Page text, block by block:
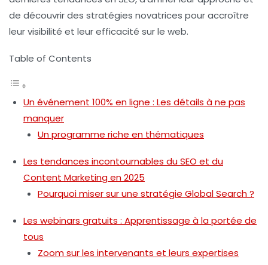
de découvrir des stratégies novatrices pour accroître
leur visibilité et leur efficacité sur le web.
Table of Contents
Un événement 100% en ligne : Les détails à ne pas
manquer
Un programme riche en thématiques
Les tendances incontournables du SEO et du
Content Marketing en 2025
Pourquoi miser sur une stratégie Global Search ?
Les webinars gratuits : Apprentissage à la portée de
tous
Zoom sur les intervenants et leurs expertises